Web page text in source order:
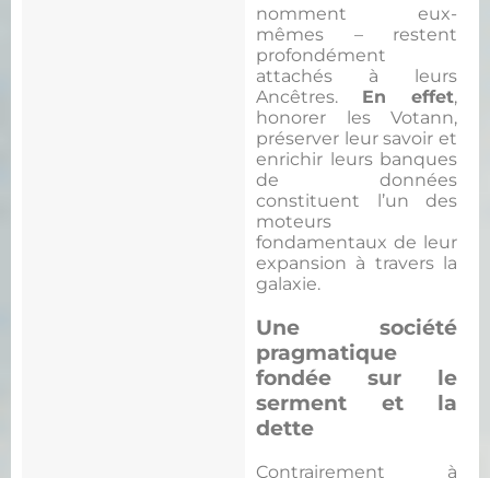
nomment eux-
mêmes – restent
profondément
attachés à leurs
Ancêtres. En effet,
honorer les Votann,
préserver leur savoir et
enrichir leurs banques
de données
constituent l’un des
moteurs
fondamentaux de leur
expansion à travers la
galaxie.
Une société
pragmatique
fondée sur le
serment et la
dette
Contrairement à